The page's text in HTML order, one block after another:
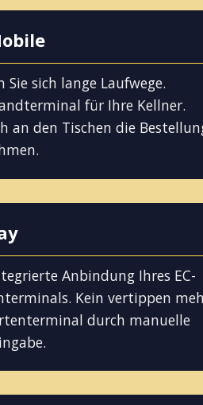
Sie sich lange Laufwege.
für Ihre Kellner.
an den Tischen die
Anbindung Ihres EC-
Kein vertippen
durch manuelle